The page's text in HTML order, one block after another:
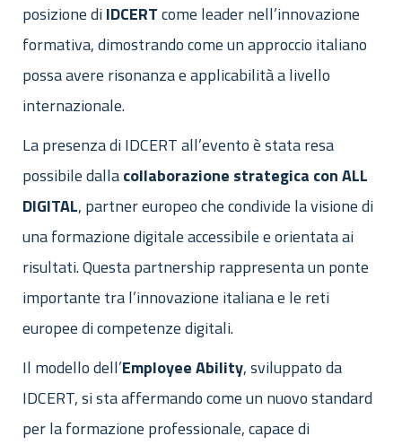
posizione diIDCERTcome leader nell’innovazione
formativa, dimostrando come un approccio italiano
possa avere risonanza e applicabilità a livello
internazionale.
La presenza di IDCERT all’evento è stata resa
possibile dallacollaborazione strategica con ALL
DIGITAL, partner europeo che condivide la visione di
una formazione digitale accessibile e orientata ai
risultati. Questa partnership rappresenta un ponte
importante tra l’innovazione italiana e le reti
europee di competenze digitali.
Il modello dell’Employee Ability, sviluppato da
IDCERT, si sta affermando come un nuovo standard
per la formazione professionale, capace di